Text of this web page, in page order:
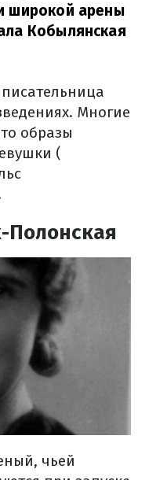
широкой арены
Кобылянская
Многие
образы
(
Полонская
чьей